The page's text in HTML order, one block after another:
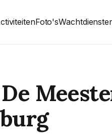
Foto's